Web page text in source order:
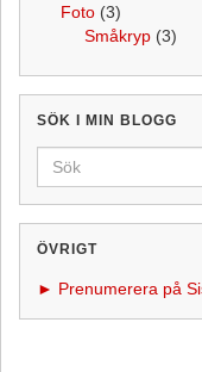
Foto (3)
Småkryp (3)
SÖK I MIN BLOGG
Search for:
ÖVRIGT
► Prenumerera på